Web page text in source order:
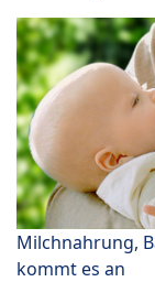
Milchnahrung,
kommt es an